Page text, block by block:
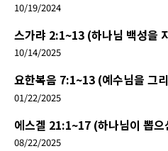
10/19/2024
스가랴 2:1~13 (하나님 백성을
10/14/2025
요한복음 7:1~13 (예수님을 그
01/22/2025
에스겔 21:1~17 (하나님이 뽑
08/22/2025